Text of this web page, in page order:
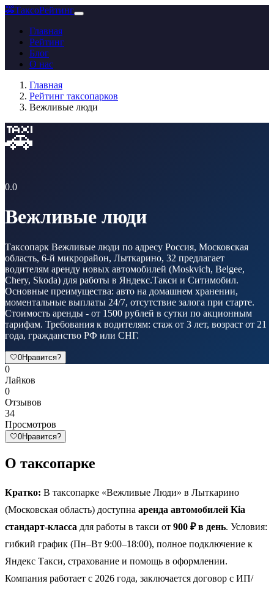
🚕ТаксоРейтинг
Главная
Рейтинг
Блог
О нас
Главная
Рейтинг таксопарков
Вежливые люди
🚕
0.0
Вежливые люди
Таксопарк Вежливые люди по адресу Россия, Московская
область, 6-й микрорайон, Лыткарино, 32 предлагает
водителям аренду новых автомобилей (Moskvich, Belgee,
Chery, Skoda) для работы в Яндекс.Такси и Ситимобил.
Основные преимущества: авто на домашнем хранении,
моментальные выплаты 24/7, отсутствие залога при старте.
Стоимость аренды - от 1500 рублей в сутки по акционным
тарифам. Требования к водителям: стаж от 3 лет, возраст от 21
года, гражданство РФ или СНГ.
🤍0Нравится?
0
Лайков
0
Отзывов
34
Просмотров
🤍0Нравится?
О таксопарке
Кратко: В таксопарке «Вежливые Люди» в Лыткарино
(Московская область) доступна аренда автомобилей Kia
стандарт-класса для работы в такси от 900 ₽ в день. Условия:
гибкий график (Пн–Вт 9:00–18:00), полное подключение к
Яндекс Такси, страхование и помощь в оформлении.
Компания работает с 2026 года, заключается договор с ИП/